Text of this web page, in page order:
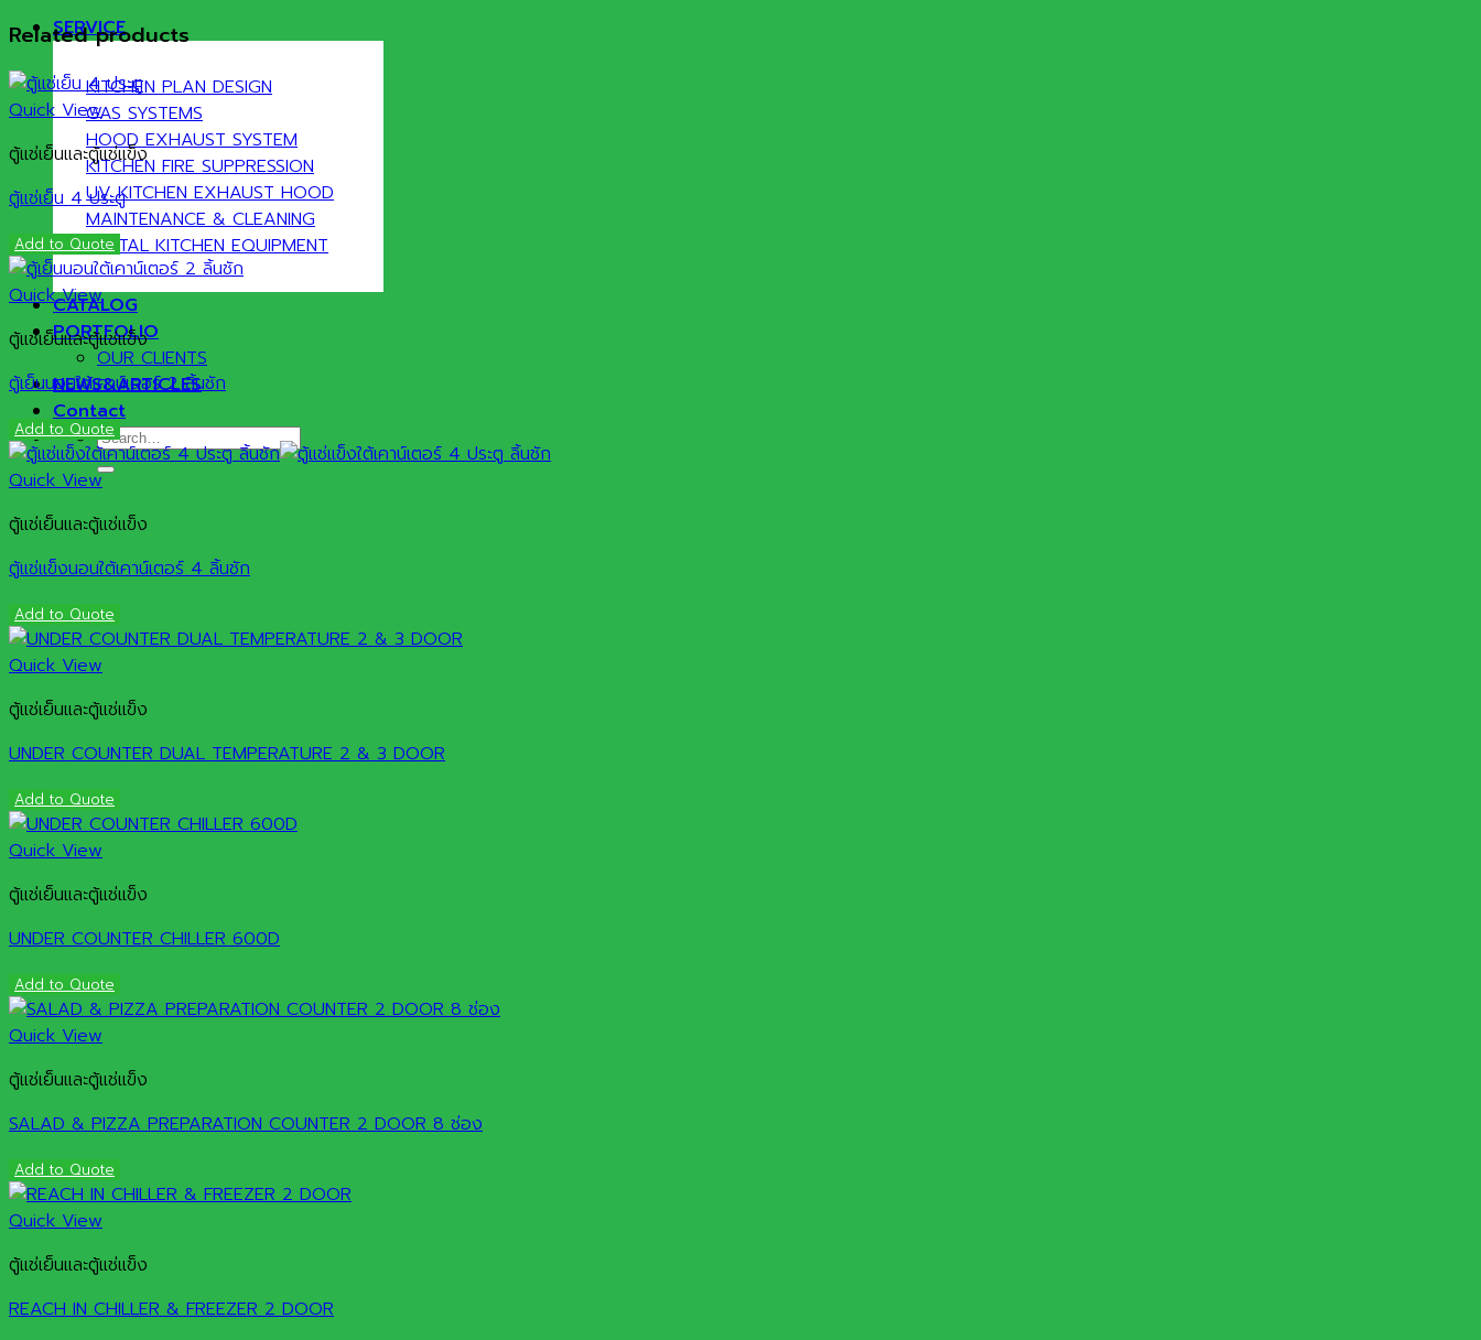
SERVICE
KITCHEN PLAN DESIGN
GAS SYSTEMS
HOOD EXHAUST SYSTEM
KITCHEN FIRE SUPPRESSION
UV KITCHEN EXHAUST HOOD
MAINTENANCE & CLEANING
RENTAL KITCHEN EQUIPMENT
CATALOG
PORTFOLIO
OUR CLIENTS
NEWS&ARTICLES
Contact
Search
for:
Related products
Quick View
ตู้แช่เย็นและตู้แช่แข็ง
ตู้แช่เย็น 4 ประตู
Add to Quote
Quick View
ตู้แช่เย็นและตู้แช่แข็ง
ตู้เย็นนอนใต้เคาน์เตอร์ 2 ลิ้นชัก
Add to Quote
Quick View
ตู้แช่เย็นและตู้แช่แข็ง
ตู้แช่แข็งนอนใต้เคาน์เตอร์ 4 ลิ้นชัก
Add to Quote
Quick View
ตู้แช่เย็นและตู้แช่แข็ง
UNDER COUNTER DUAL TEMPERATURE 2 & 3 DOOR
Add to Quote
Quick View
ตู้แช่เย็นและตู้แช่แข็ง
UNDER COUNTER CHILLER 600D
Add to Quote
Quick View
ตู้แช่เย็นและตู้แช่แข็ง
SALAD & PIZZA PREPARATION COUNTER 2 DOOR 8 ช่อง
Add to Quote
Quick View
ตู้แช่เย็นและตู้แช่แข็ง
REACH IN CHILLER & FREEZER 2 DOOR